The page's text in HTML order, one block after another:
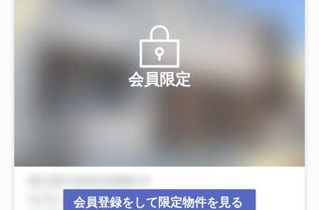
会員限定
会員登録をして限定物件を見る